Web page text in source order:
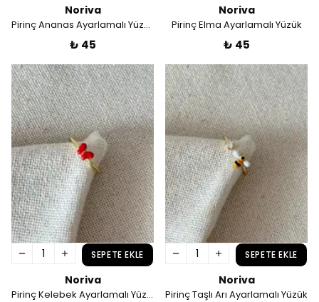
Noriva
Pirinç Ananas Ayarlamalı Yüzük
₺ 45
Noriva
Pirinç Elma Ayarlamalı Yüzük
₺ 45
SEPETE EKLE
Noriva
Pirinç Kelebek Ayarlamalı Yüzük
SEPETE EKLE
Noriva
Pirinç Taşlı Arı Ayarlamalı Yüzük